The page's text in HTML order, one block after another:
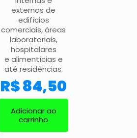
externas de
edifícios
comerciais, áreas
laboratoriais,
hospitalares
e alimentícias e
até residências.
R$84,50
Adicionar ao
carrinho